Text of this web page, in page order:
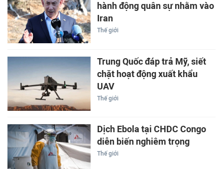
hành động quân sự nhằm vào
Iran
Thế giới
Trung Quốc đáp trả Mỹ, siết
chặt hoạt động xuất khẩu
UAV
Thế giới
Dịch Ebola tại CHDC Congo
diễn biến nghiêm trọng
Thế giới